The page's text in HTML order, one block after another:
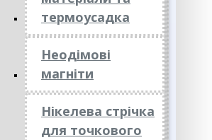
термоусадка
Неодімові
магніти
Нікелева стрічка
для точкового